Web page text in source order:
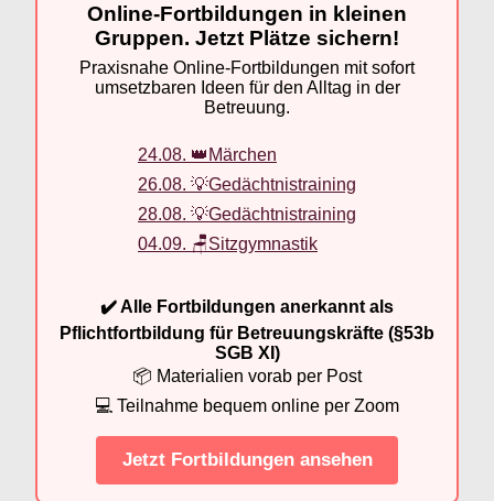
Online-Fortbildungen in kleinen
Gruppen. Jetzt Plätze sichern!
Praxisnahe Online-Fortbildungen mit sofort
umsetzbaren Ideen für den Alltag in der
Betreuung.
24.08. 👑Märchen
26.08. 💡Gedächtnistraining
28.08. 💡Gedächtnistraining
04.09. 🪑Sitzgymnastik
✔️ Alle Fortbildungen anerkannt als
Pflichtfortbildung für Betreuungskräfte (§53b
SGB XI)
📦 Materialien vorab per Post
💻 Teilnahme bequem online per Zoom
Jetzt Fortbildungen ansehen